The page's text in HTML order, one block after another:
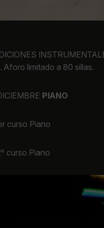
Aforo limitado a 80 sillas.
PIANO
curso Piano
curso Piano